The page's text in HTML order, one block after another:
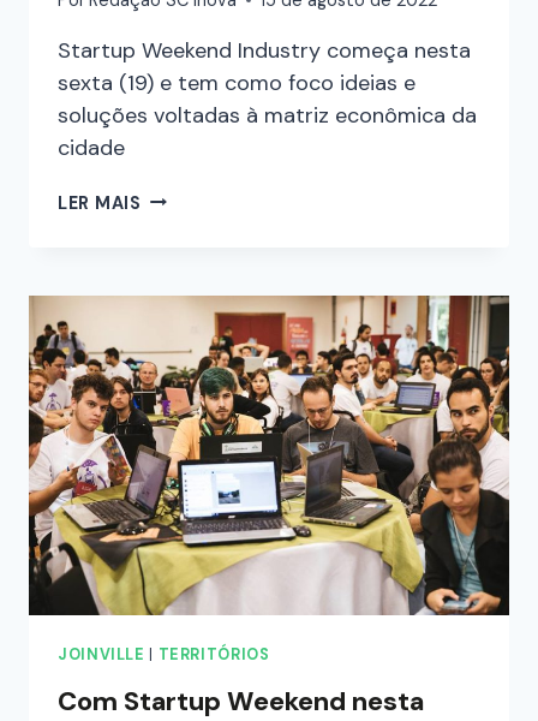
Startup Weekend Industry começa nesta
sexta (19) e tem como foco ideias e
soluções voltadas à matriz econômica da
cidade
LER MAIS
JOINVILLE TERRITÓRIOS
Com Startup Weekend nesta